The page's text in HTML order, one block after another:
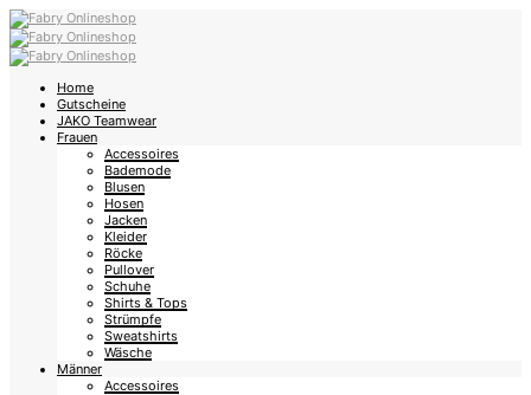
Home
Gutscheine
JAKO Teamwear
Frauen
Accessoires
Bademode
Blusen
Hosen
Jacken
Kleider
Röcke
Pullover
Schuhe
Shirts & Tops
Strümpfe
Sweatshirts
Wäsche
Männer
Accessoires